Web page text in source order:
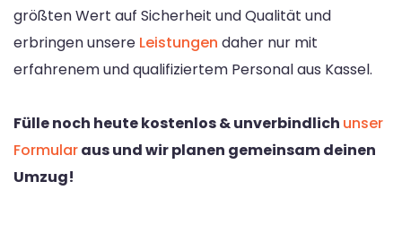
größten Wert auf Sicherheit und Qualität und
erbringen unsere Leistungen daher nur mit
erfahrenem und qualifiziertem Personal aus Kassel.
Fülle noch heute kostenlos & unverbindlich unser
Formularaus und wir planen gemeinsam deinen
Umzug!